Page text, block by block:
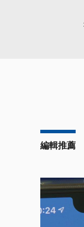
編輯推薦